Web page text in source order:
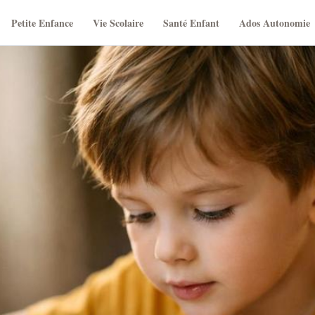
Petite Enfance Vie Scolaire Santé Enfant Ados Autonomie